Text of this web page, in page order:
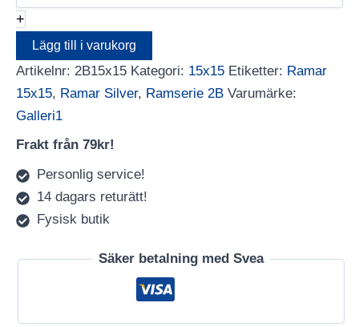
Silver
mängd
+
Lägg till i varukorg
Artikelnr: 2B15x15 Kategori: 15x15 Etiketter: Ramar
15x15, Ramar Silver, Ramserie 2B Varumärke:
Galleri1
Frakt från 79kr!
Personlig service!
14 dagars returätt!
Fysisk butik
Säker betalning med Svea